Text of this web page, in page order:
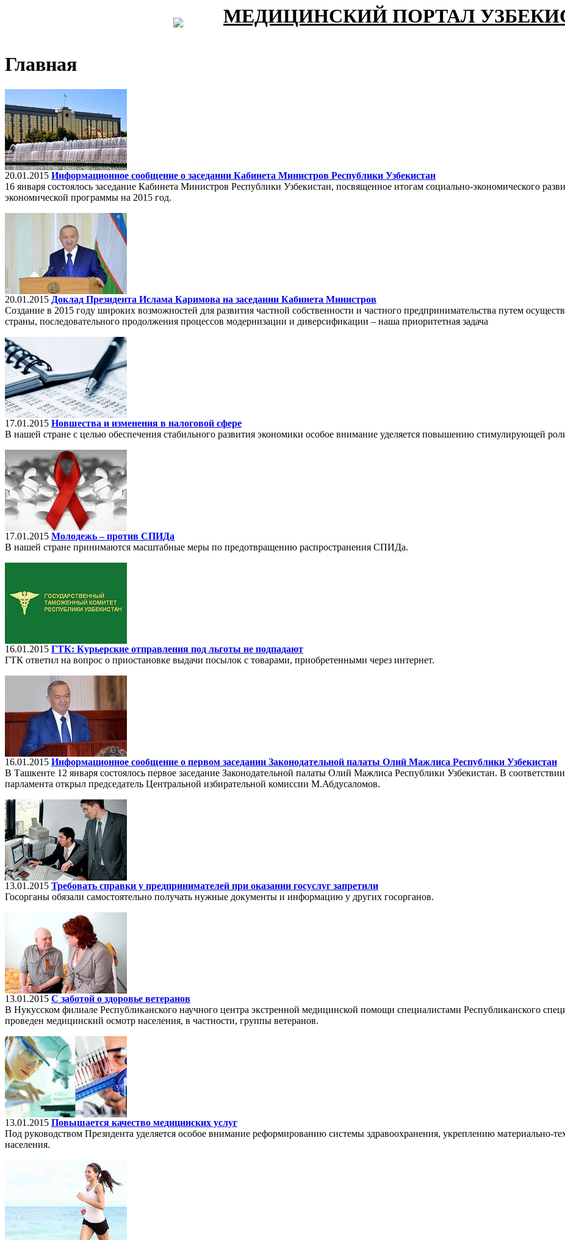
МЕДИЦИНСКИЙ ПОРТАЛ
Главная
20.01.2015 Информационное сообщение о заседании Кабинета Министров Республики Узбекистан
16 января состоялось заседание Кабинета Министров Республики Узбекистан, посвященное итогам социально-экономического
экономической программы на 2015 год.
20.01.2015 Доклад Президента Ислама Каримова на заседании Кабинета Министров
Создание в 2015 году широких возможностей для развития частной собственности и частного предпринимательства путем
страны, последовательного продолжения процессов модернизации и диверсификации – наша приоритетная задача
17.01.2015 Новшества и изменения в налоговой сфере
В нашей стране с целью обеспечения стабильного развития экономики особое внимание уделяется повышению стимулирующей
17.01.2015 Молодежь – против СПИДа
В нашей стране принимаются масштабные меры по предотвращению распространения СПИДа.
16.01.2015 ГТК: Курьерские отправления под льготы не подпадают
ГТК ответил на вопрос о приостановке выдачи посылок с товарами, приобретенными через интернет.
16.01.2015 Информационное сообщение о первом заседании Законодательной палаты Олий Мажлиса Республики Узбекистан
В Ташкенте 12 января состоялось первое заседание Законодательной палаты Олий Мажлиса Республики Узбекистан. В
парламента открыл председатель Центральной избирательной комиссии М.Абдусаломов.
13.01.2015 Требовать справки у предпринимателей при оказании госуслуг запретили
Госорганы обязали самостоятельно получать нужные документы и информацию у других госорганов.
13.01.2015 С заботой о здоровье ветеранов
В Нукусском филиале Республиканского научного центра экстренной медицинской помощи специалистами Республиканского
проведен медицинский осмотр населения, в частности, группы ветеранов.
13.01.2015 Повышается качество медицинских услуг
Под руководством Президента уделяется особое внимание реформированию системы здравоохранения, укреплению материально-
населения.